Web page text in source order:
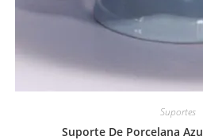
Suportes
Suporte De Porcelana